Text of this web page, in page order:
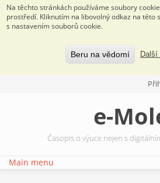
Na těchto stránkách používáme soubory
prostředí. Kliknutím na libovolný odkaz na této
s nastavením souborů cookie.
Beru na vědomí Další
e-
Časopis o výuce nejen s
Main menu